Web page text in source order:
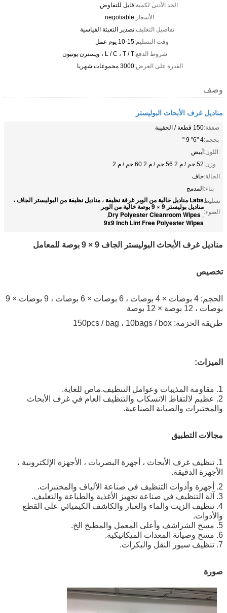
الحد الأدنى لكمية:قابل للتفاوض
الأسعار:negotiable
تفاصيل التغليف:تصدير التعبئة القياسية
وقت التسليم:10-15 يوم عمل
شروط الدفع:L / C ، T / T ، ويسترن يونيون
القدرة على العرض:3000 مجموعات شهريا
وصف
مناديل غرف الأبحاث البوليستر
صفقة:150 قطعة / الحقيبة
بحجم:4 "6" 9 "
اللون:أبيض
وزن:52 جم / م 2 56 جم / م 2 60 جم ​​/ م 2
الحالة:جاف
بناء:المدمج
تسليط
الضوء:
Labs مناديل خالية من الوبر غرفة نظيفة ، مناديل نظيفة من البوليستر الجاف ،
مناديل بوليستر 9 × 9 بوصة خالية من الوبر
,
Dry Polyester Cleanroom Wipes
,
9x9 Inch Lint Free Polyester Wipes
مناديل غرف الأبحاث البوليستر الجاف 9 × 9 بوصة للمعامل
تخصيص
الحجم: 4 بوصات × 4 بوصات ، 6 بوصات × 6 بوصات ، 9 بوصات × 9
بوصات ، 12 بوصة × 12 بوصة
طريقة الحزمة: 150pcs / bag ، 10bags / box
الميزات:
1. مقاومة المذيبات وعوامل التنظيف.ماص للغاية.
2. عظيم لالتقاط الانسكاب والتنظيف العام في غرف الأبحاث
والمختبرات والصيانة الصناعية.
مجالات التطبيق
1. تنظيف غرف الأبحاث ، أجهزة البصريات ، الأجهزة الإلكترونية ،
الأجهزة الدقيقة.
2. أجهزة وأدوات التنظيف في صناعة الألياف والمختبرات.
3. آلة التنظيف في صناعة تجهيز الأغذية والطباعة والتغليف.
4. تنظيف الزيت والماء والغبار والكاشف الكيميائي على القطع
والأدوات.
5. مسح الشراشف وأعلى المعمل والمطبخ الخ.
6. مسح وصيانة المعدات الميكانيكية.
7. تنظيف سيور النقل والبكرات.
صورة